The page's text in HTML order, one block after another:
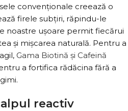
convenționale creează o
firele subțiri, răpindu-le
noastre ușoare permit fiecărui
și mișcarea naturală. Pentru a
Gama Biotină și Cafeină
a fortifica rădăcina fără a
reactiv